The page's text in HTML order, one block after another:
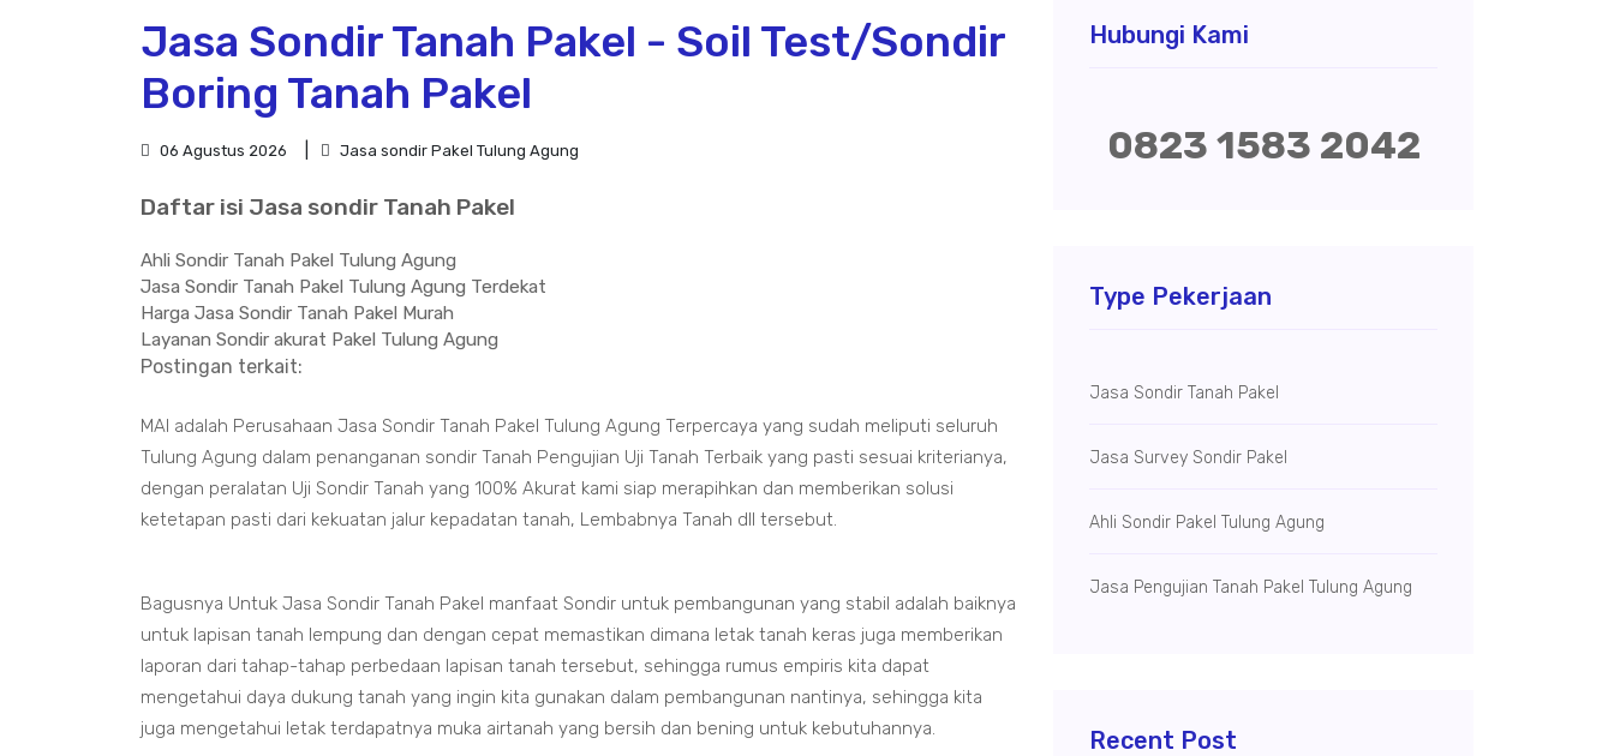
Jasa Sondir Tanah Pakel - Soil Test/Sondir
Boring Tanah Pakel
06 Agustus 2026 Jasa sondir Pakel Tulung Agung
Daftar isi Jasa sondir Tanah Pakel
Ahli Sondir Tanah Pakel Tulung Agung
Jasa Sondir Tanah Pakel Tulung Agung Terdekat
Harga Jasa Sondir Tanah Pakel Murah
Layanan Sondir akurat Pakel Tulung Agung
Postingan terkait:
MAI adalah Perusahaan Jasa Sondir Tanah Pakel Tulung Agung Terpercaya yang sudah meliputi seluruh
Tulung Agung dalam penanganan sondir Tanah Pengujian Uji Tanah Terbaik yang pasti sesuai kriterianya,
dengan peralatan Uji Sondir Tanah yang 100% Akurat kami siap merapihkan dan memberikan solusi
ketetapan pasti dari kekuatan jalur kepadatan tanah, Lembabnya Tanah dll tersebut.
Bagusnya Untuk Jasa Sondir Tanah Pakel manfaat Sondir untuk pembangunan yang stabil adalah baiknya
untuk lapisan tanah lempung dan dengan cepat memastikan dimana letak tanah keras juga memberikan
laporan dari tahap-tahap perbedaan lapisan tanah tersebut, sehingga rumus empiris kita dapat
mengetahui daya dukung tanah yang ingin kita gunakan dalam pembangunan nantinya, sehingga kita
juga mengetahui letak terdapatnya muka airtanah yang bersih dan bening untuk kebutuhannya.
Hubungi Kami
0823 1583 2042
Type Pekerjaan
Jasa Sondir Tanah Pakel
Jasa Survey Sondir Pakel
Ahli Sondir Pakel Tulung Agung
Jasa Pengujian Tanah Pakel Tulung Agung
Recent Post